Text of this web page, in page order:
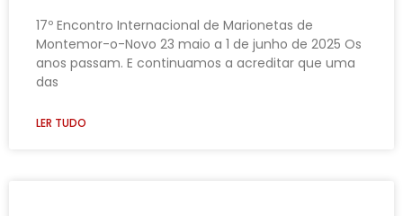
17º Encontro Internacional de Marionetas de
Montemor-o-Novo 23 maio a 1 de junho de 2025 Os
anos passam. E continuamos a acreditar que uma
das
LER TUDO